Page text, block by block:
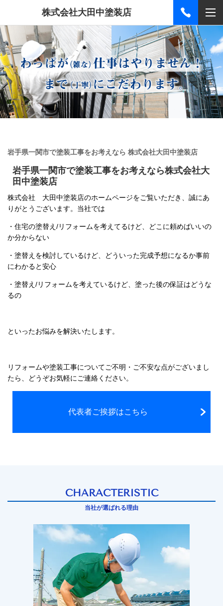
株式会社大田中塗装店
岩手県一関市で塗装工事をお考えなら 株式会社大田中塗装店
岩手県一関市で塗装工事をお考えなら株式会社大
田中塗装店
株式会社 大田中塗装店のホームページをご覧いただき、誠にあ
りがとうございます。当社では
・住宅の塗替え/リフォームを考えてるけど、どこに頼めばいいの
か分からない
・塗替えを検討しているけど、どういった完成予想になるか事前
にわかると安心
・塗替え/リフォームを考えているけど、塗った後の保証はどうな
るの
といったお悩みを解決いたします。
リフォームや塗装工事についてご不明・ご不安な点がございまし
たら、どうぞお気軽にご連絡ください。
代表者ご挨拶はこちら
CHARACTERISTIC
当社が選ばれる理由